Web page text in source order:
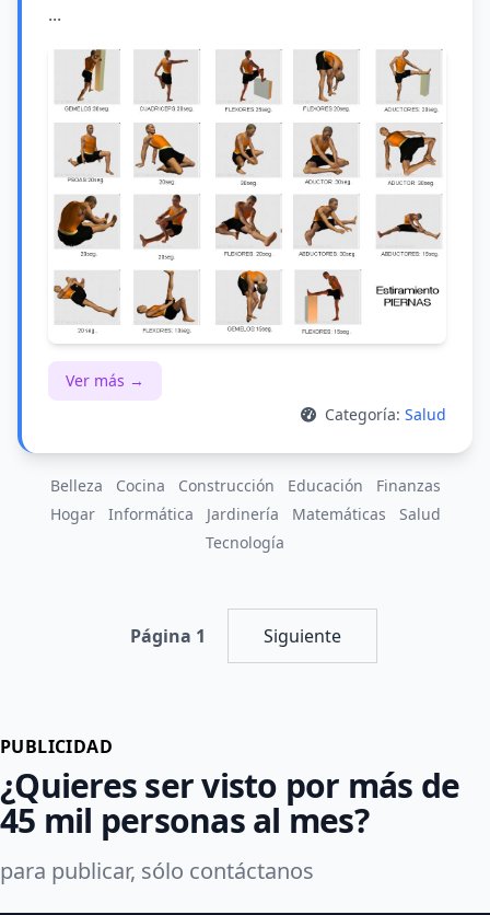
...
Ver más →
Categoría: Salud
Belleza Cocina Construcción Educación
Finanzas
Hogar
Informática Jardinería Matemáticas
Salud
Tecnología
Página 1 Siguiente
PUBLICIDAD
¿Quieres ser visto por más de
45 mil personas al mes?
para publicar, sólo contáctanos